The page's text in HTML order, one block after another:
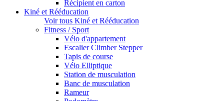
Récipient en carton
Kiné et Rééducation
Voir tous Kiné et Rééducation
Fitness / Sport
Vélo d'appartement
Escalier Climber Stepper
Tapis de course
Vélo Elliptique
Station de musculation
Banc de musculation
Rameur